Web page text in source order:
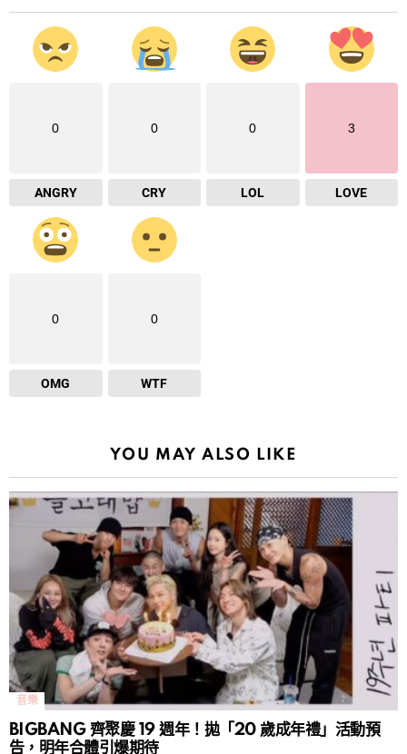
0
ANGRY
0
CRY
0
LOL
3
LOVE
0
OMG
0
WTF
YOU MAY ALSO LIKE
音樂
BIGBANG 齊聚慶 19 週年！拋「20 歲成年禮」活動預
告，明年合體引爆期待